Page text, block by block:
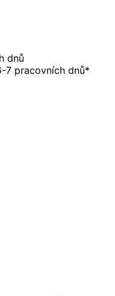
dnů
7 pracovních dnů*